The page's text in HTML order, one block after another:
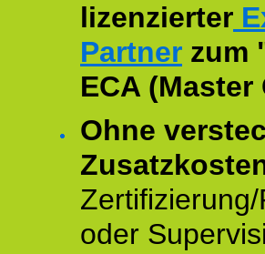
lizenzierter
Partner zum
ECA
Ohne
oder